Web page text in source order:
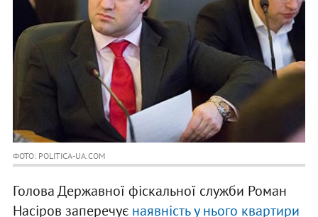
ФОТО: POLITICA-UA.COM
Голова Державної фіскальної служби Роман
Насіров заперечує наявність у нього квартири